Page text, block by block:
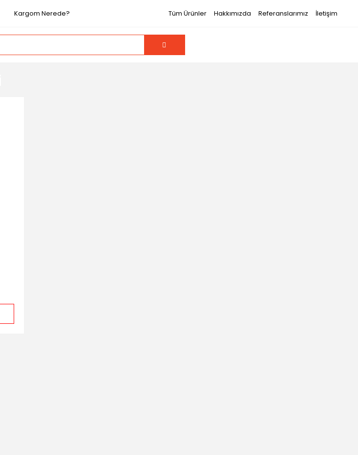
Kargom Nerede? Tüm Ürünler Hakkımızda Referanslarımız İletişim